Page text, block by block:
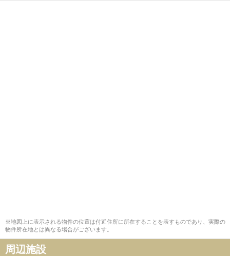
※地図上に表示される物件の位置は付近住所に所在することを表すものであり、実際の
物件所在地とは異なる場合がございます。
周辺施設